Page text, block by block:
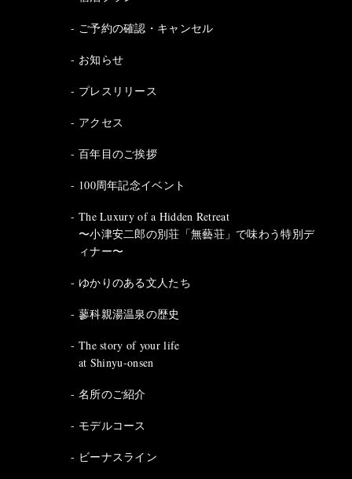
ご予約の確認・キャンセル
お知らせ
プレスリリース
アクセス
百年目のご挨拶
100周年記念イベント
The Luxury of a Hidden Retreat
〜小津安二郎の別荘「無藝荘」で味わう特別デ
ィナー〜
ゆかりのある文人たち
蓼科親湯温泉の歴史
The story of your life
at Shinyu-onsen
名所のご紹介
モデルコース
ビーナスライン